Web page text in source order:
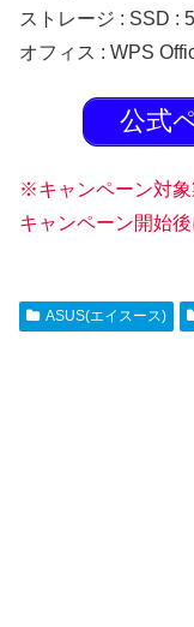
ストレージ : SSD :
オフィス : WPS
公式
※キャンペーン対象
キャンペーン開始
ASUS(エイスース)